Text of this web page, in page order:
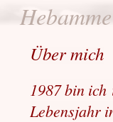
Über mich
1987 bin ich
Lebensjahr